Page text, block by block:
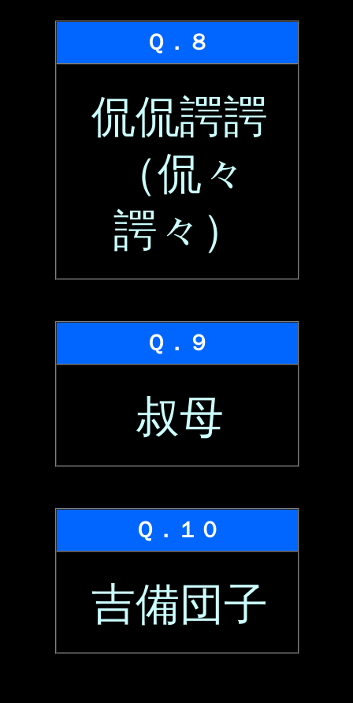
Ｑ．８
侃侃諤諤
（侃々
諤々）
Ｑ．９
叔母
Ｑ．１０
吉備団子